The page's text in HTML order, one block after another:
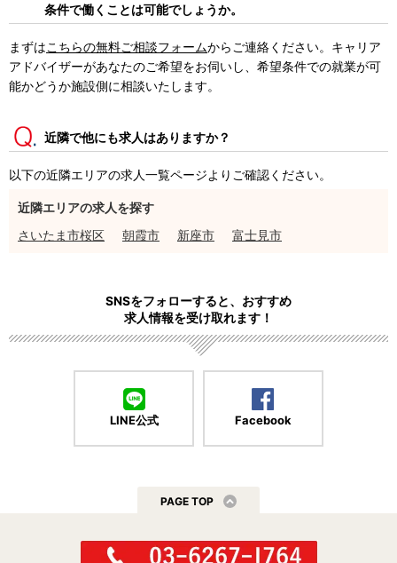
条件で働くことは可能でしょうか。
まずはこちらの無料ご相談フォームからご連絡ください。キャリア
アドバイザーがあなたのご希望をお伺いし、希望条件での就業が可
能かどうか施設側に相談いたします。
近隣で他にも求人はありますか？
以下の近隣エリアの求人一覧ページよりご確認ください。
近隣エリアの求人を探す
さいたま市桜区
朝霞市 新座市 富士見市
SNSをフォローすると、おすすめ
求人情報を受け取れます！
LINE公式 Facebook
PAGE TOP